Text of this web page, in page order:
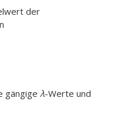
der
gängige λ-Werte und